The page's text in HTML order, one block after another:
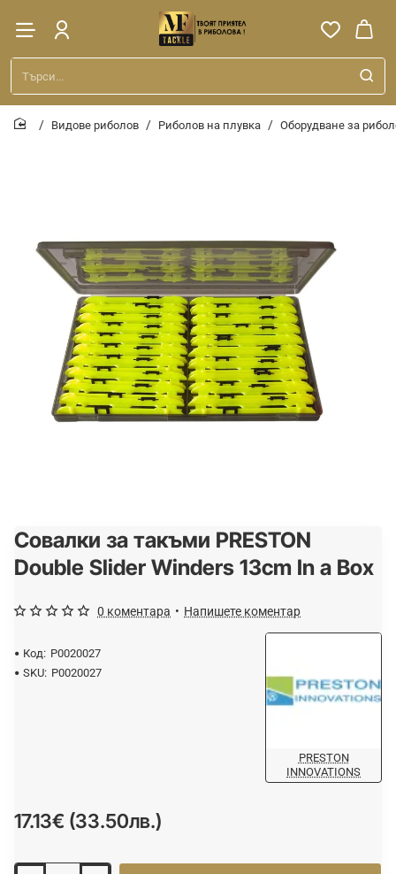
Търси...
Видове риболов Риболов на плувка Оборудване за
Совалки за такъми PRESTON
Double Slider Winders 13cm In a Box
Код: P0020027
SKU: P0020027
PRESTON
INNOVATIONS
0 коментара • Напишете коментар
17.13€ (33.50лв.)